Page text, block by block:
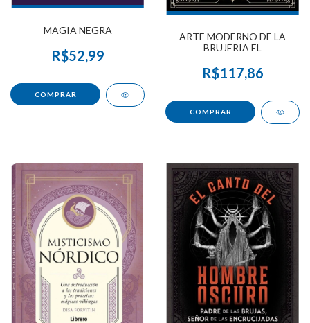
MAGIA NEGRA
R$52,99
ARTE MODERNO DE LA
BRUJERIA EL
R$117,86